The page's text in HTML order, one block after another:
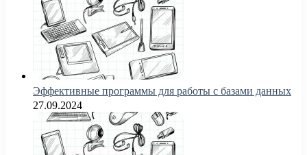
Эффективные программы для работы с базами данных
27.09.2024